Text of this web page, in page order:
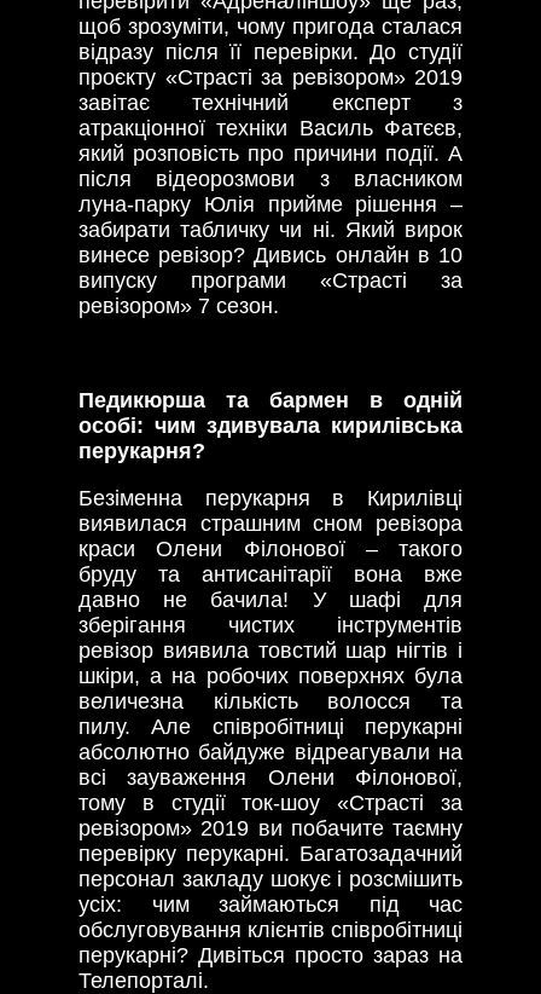
щоб зрозуміти, чому пригода сталася
відразу після її перевірки. До студії
проєкту «Страсті за ревізором» 2019
завітає технічний експерт з
атракціонної техніки Василь Фатєєв,
який розповість про причини події. А
після відеорозмови з власником
луна-парку Юлія прийме рішення –
забирати табличку чи ні. Який вирок
винесе ревізор? Дивись онлайн в 10
випуску програми «Страсті за
ревізором» 7 сезон.
Педикюрша та бармен в одній
особі: чим здивувала кирилівська
перукарня?
Безіменна перукарня в Кирилівці
виявилася страшним сном ревізора
краси Олени Філонової – такого
бруду та антисанітарії вона вже
давно не бачила! У шафі для
зберігання чистих інструментів
ревізор виявила товстий шар нігтів і
шкіри, а на робочих поверхнях була
величезна кількість волосся та
пилу. Але співробітниці перукарні
абсолютно байдуже відреагували на
всі зауваження Олени Філонової,
тому в студії ток-шоу «Страсті за
ревізором» 2019 ви побачите таємну
перевірку перукарні. Багатозадачний
персонал закладу шокує і розсмішить
усіх: чим займаються під час
обслуговування клієнтів співробітниці
перукарні? Дивіться просто зараз на
Телепорталі.